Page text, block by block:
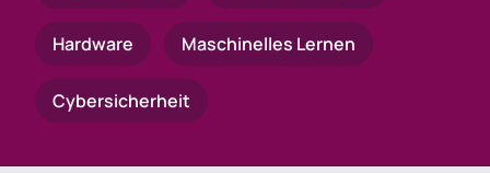
Hardware Maschinelles Lernen
Cybersicherheit